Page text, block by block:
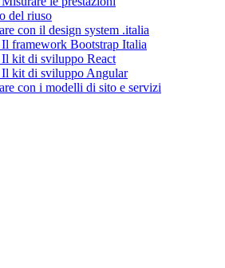
del riuso
con il design system .italia
framework Bootstrap Italia
kit di sviluppo React
Il kit di sviluppo Angular
con i modelli di sito e servizi